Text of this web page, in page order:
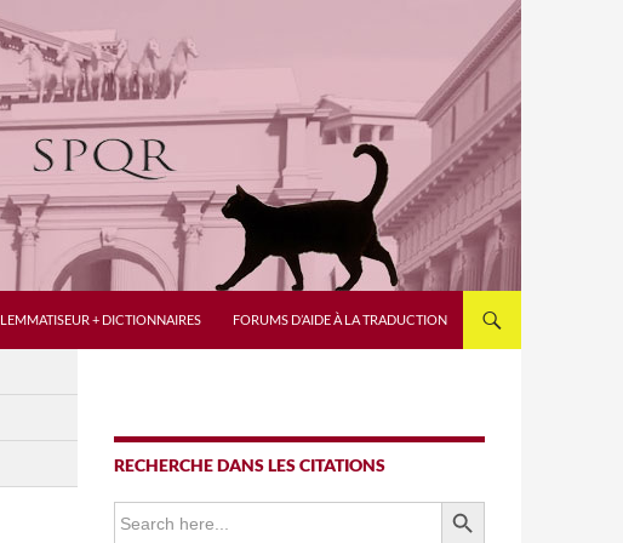
LEMMATISEUR + DICTIONNAIRES FORUMS D’AIDE À LA TRADUCTION
RECHERCHE DANS LES CITATIONS
Search
for:
SEARCH BUTTON